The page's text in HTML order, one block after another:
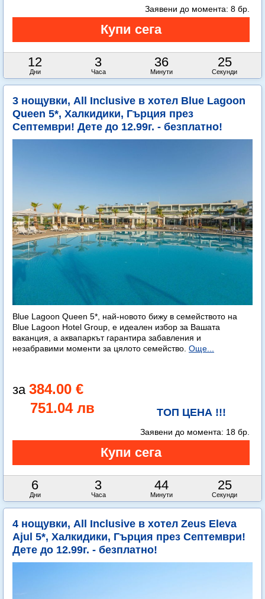
12
Дни
3
Часа
36
Минути
24
Секунди
Заявени до момента: 8 бр.
3 нощувки, All Inclusive в хотел Blue Lagoon
Queen 5*, Халкидики, Гърция през
Септември! Дете до 12.99г. - безплатно!
Blue Lagoon Queen 5*, най-новото бижу в семейството на
Blue Lagoon Hotel Group, е идеален избор за Вашата
ваканция, а аквапаркът гарантира забавления и
незабравими моменти за цялото семейство. Още...
384.00 €
751.04 лв
ТОП ЦЕНА !!!
6
Дни
3
Часа
44
Минути
24
Секунди
Заявени до момента: 18 бр.
4 нощувки, All Inclusive в хотел Zeus Eleva
Ajul 5*, Халкидики, Гърция през Септември!
Дете до 12.99г. - безплатно!